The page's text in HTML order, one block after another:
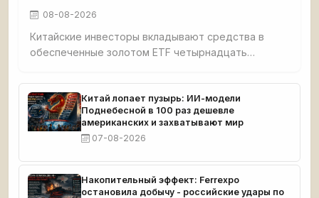
08-08-2026
Китайские инвесторы вкладывают средства в
обеспеченные золотом ETF четырнадцать
продолжительная серия покупок с марта. Импорт
золота в Китай вырос на 76%, достигнув
двухлетнего максимума. Активы золотых ETF в
Гонконге бьют рекорды. Goldman Sachs связывает
динамику с возобновлением закупок
центробанками — прежде всего китайским. Цена
золота приближается к отметке $4000 за унцию.
Китай лопает пузырь: ИИ-модели
Поднебесной в 100 раз дешевле
американских и захватывают мир
07-08-2026
Накопительный эффект: Ferrexpo
остановила добычу - российские удары по